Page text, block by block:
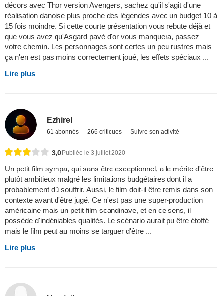
décors avec Thor version Avengers, sachez qu'il s'agit d'une
réalisation danoise plus proche des légendes avec un budget 10 à
15 fois moindre. Si cette courte présentation vous rebute déjà et
que vous avez qu'Asgard pavé d'or vous manquera, passez
votre chemin. Les personnages sont certes un peu rustres mais
ça n'en est pas moins correctement joué, les effets spéciaux ...
Lire plus
Ezhirel
61 abonnés 266 critiques Suivre son activité
3,0 Publiée le 3 juillet 2020
Un petit film sympa, qui sans être exceptionnel, a le mérite d'être
plutôt ambitieux malgré les limitations budgétaires dont il a
probablement dû souffrir. Aussi, le film doit-il être remis dans son
contexte avant d'être jugé. Ce n'est pas une super-production
américaine mais un petit film scandinave, et en ce sens, il
possède d'indéniables qualités. Le scénario aurait pu être étoffé
mais le film peut au moins se targuer d'être ...
Lire plus